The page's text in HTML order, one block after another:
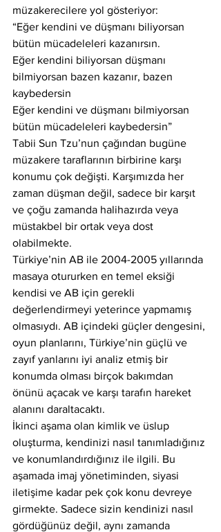
müzakerecilere yol gösteriyor:
“Eğer kendini ve düşmanı biliyorsan
bütün mücadeleleri kazanırsın.
Eğer kendini biliyorsan düşmanı
bilmiyorsan bazen kazanır, bazen
kaybedersin
Eğer kendini ve düşmanı bilmiyorsan
bütün mücadeleleri kaybedersin”
Tabii Sun Tzu’nun çağından bugüne
müzakere taraflarının birbirine karşı
konumu çok değişti. Karşımızda her
zaman düşman değil, sadece bir karşıt
ve çoğu zamanda halihazırda veya
müstakbel bir ortak veya dost
olabilmekte.
Türkiye’nin AB ile 2004-2005 yıllarında
masaya otururken en temel eksiği
kendisi ve AB için gerekli
değerlendirmeyi yeterince yapmamış
olmasıydı. AB içindeki güçler dengesini,
oyun planlarını, Türkiye’nin güçlü ve
zayıf yanlarını iyi analiz etmiş bir
konumda olması birçok bakımdan
önünü açacak ve karşı tarafın hareket
alanını daraltacaktı.
İkinci aşama olan kimlik ve üslup
oluşturma, kendinizi nasıl tanımladığınız
ve konumlandırdığınız ile ilgili. Bu
aşamada imaj yönetiminden, siyasi
iletişime kadar pek çok konu devreye
girmekte. Sadece sizin kendinizi nasıl
gördüğünüz değil, aynı zamanda